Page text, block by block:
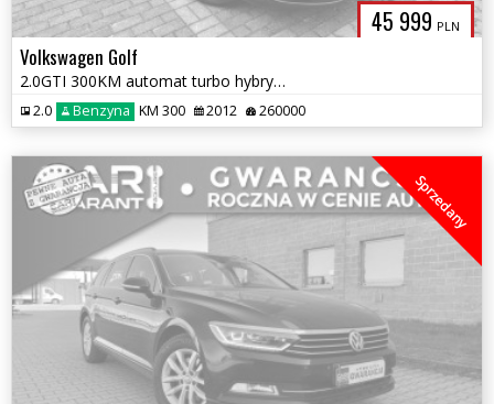
45 999 PLN
Volkswagen Golf
2.0GTI 300KM automat turbo hybryda ledy navi bi xenon zamiana 1.gwara
2.0 Benzyna KM 300 2012 260000
Sprzedany